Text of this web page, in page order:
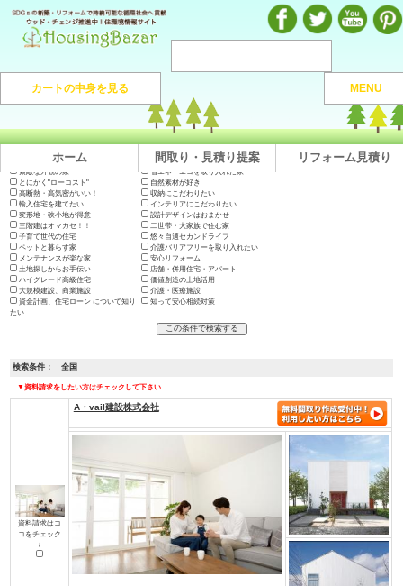
カートの中身を見る MENU
ホーム 間取り・見積り提案 リフォーム見積り
注文住宅のマンガや施工実例、動画を見ながら地域の優良工務店が探せるハウジングバザール
注文住宅HOME> 地域から捜す >全国
出展会社一覧
テーマで絞り込む
木の家に住みたい 地震に強い高耐久の家
長期優良住宅・200年住宅
やっぱり"和"が好き
素敵な外観の家
省エネ・エコを取り入れた家
とにかく"ローコスト"
高断熱・高気密がいい！
設計デザインはおまかせ
子育て世代の住宅
メンテナンスが楽な家
安心リフォーム
土地探しからお手伝い
店舗・併用住宅・アパート
ハイグレード高級住宅
価値創造の土地活用
介護・医療施設
資金計画、住宅ローン について知り
知って安心相続対策
検索条件： 全国